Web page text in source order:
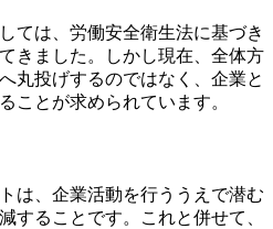
ては、労働安全衛生法に基づき
きました。しかし現在、全体方
丸投げするのではなく、企業と
ことが求められています。
は、企業活動を行ううえで潜む
することです。これと併せて、